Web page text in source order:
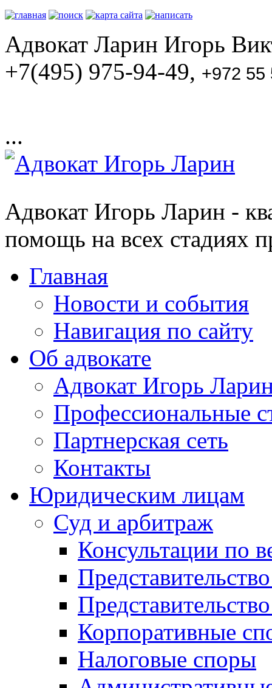
Адвокат Ларин Игорь
+7(495) 975-94-49, +972 55
...
Адвокат Игорь Ларин -
помощь на всех стадиях
Главная
Новости и события
Навигация по сайту
Об адвокате
Адвокат Игорь
Профессиональные
Партнерская сеть
Контакты
Юридическим лицам
Суд и арбитраж
Консультации по
Корпоративные
Налоговые споры